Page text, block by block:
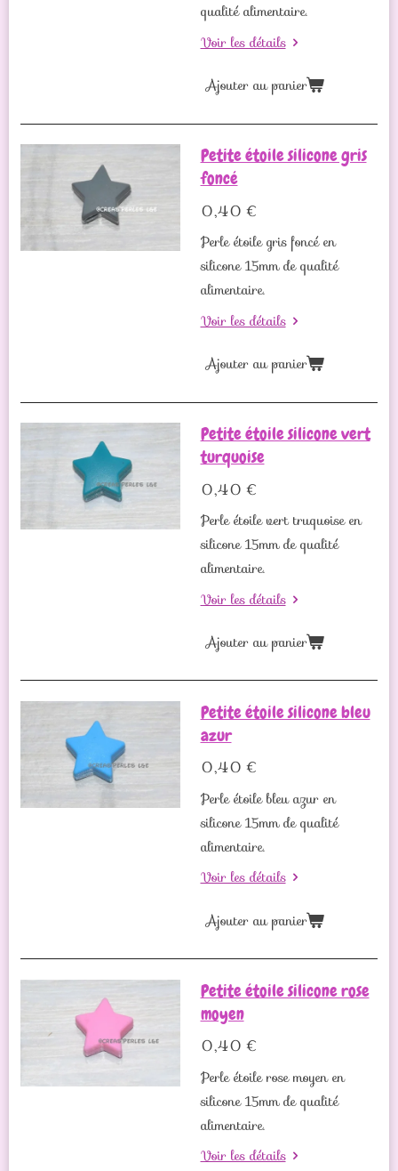
qualité alimentaire.
Voir les détails
Ajouter au panier
Petite étoile silicone gris
foncé
0,40 €
Perle étoile gris foncé en
silicone 15mm de qualité
alimentaire.
Voir les détails
Ajouter au panier
Petite étoile silicone vert
turquoise
0,40 €
Perle étoile vert truquoise en
silicone 15mm de qualité
alimentaire.
Voir les détails
Ajouter au panier
Petite étoile silicone bleu
azur
0,40 €
Perle étoile bleu azur en
silicone 15mm de qualité
alimentaire.
Voir les détails
Ajouter au panier
Petite étoile silicone rose
moyen
0,40 €
Perle étoile rose moyen en
silicone 15mm de qualité
alimentaire.
Voir les détails